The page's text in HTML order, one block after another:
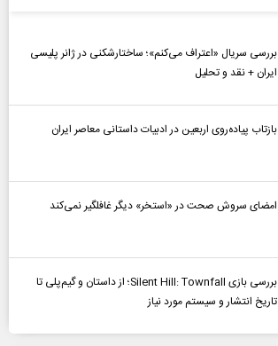
بررسی سریال «اعتراف می‌کنم»؛ ساختارشکنی در ژانر پلیسی
ایران + نقد و تحلیل
بازتاب پیاده‌روی اربعین در ادبیات داستانی معاصر ایران
امضای سروش صحت در «استخر» دیگر غافلگیر نمی‌کند
بررسی بازی Silent Hill: Townfall؛ از داستان و گیم‌پلی تا
تاریخ انتشار و سیستم مورد نیاز